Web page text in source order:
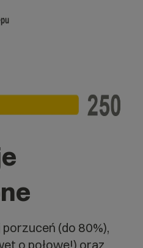
(do 80%),
o połowę!) oraz